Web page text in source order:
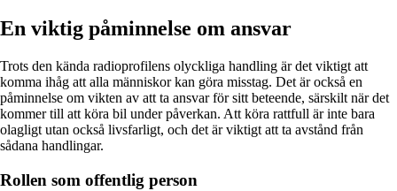
En viktig påminnelse om ansvar
Trots den kända radioprofilens olyckliga handling är det viktigt att
komma ihåg att alla människor kan göra misstag. Det är också en
påminnelse om vikten av att ta ansvar för sitt beteende, särskilt när det
kommer till att köra bil under påverkan. Att köra rattfull är inte bara
olagligt utan också livsfarligt, och det är viktigt att ta avstånd från
sådana handlingar.
Rollen som offentlig person